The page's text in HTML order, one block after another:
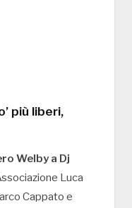
più liberi,
Welby a Dj
Luca
Cappato e